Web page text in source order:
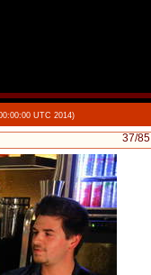
UTC 2014)
37/85